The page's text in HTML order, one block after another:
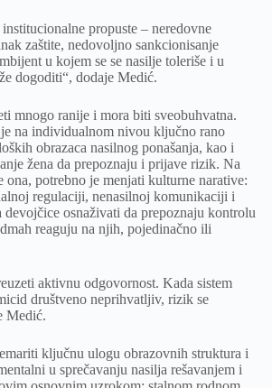
propuste – neredovne
zaštite, nedovoljno sankcionisanje
u kojem se se nasilje toleriše i u
dogoditi“, dodaje Medić.
mnogo ranije i mora biti sveobuhvatna.
na individualnom nivou ključno rano
obrazaca nasilnog ponašanja, kao i
žena da prepoznaju i prijave rizik. Na
ona, potrebno je menjati kulturne narative:
regulaciji, nenasilnoj komunikaciji i
devojčice osnaživati da prepoznaju kontrolu
reaguju na njih, pojedinačno ili
aktivnu odgovornost. Kada sistem
društveno neprihvatljiv, rizik se
Medić.
ključnu ulogu obrazovnih struktura i
u sprečavanju nasilja rešavanjem i